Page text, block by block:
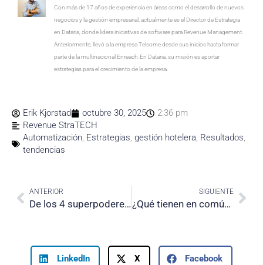
Con más de 17 años de experiencia en áreas como el desarrollo de nuevos
negocios y la gestión empresarial, actualmente es el Director de Estrategia
en Dataria, donde lidera iniciativas de software para Revenue Management.
Anteriormente, llevó a la empresa Telsome desde sus inicios hasta formar
parte de la multinacional Enreach. En Dataria, su misión es aportar
estrategias para el crecimiento de la empresa.
Erik Kjorstad octubre 30, 2025
2:36 pm
Revenue StraTECH
Automatización, Estrategias, gestión hotelera, Resultados,
tendencias
ANTERIOR
De los 4 superpoderes de un RMS Vacacional a reinventar la operativa vacacional
SIGUIENTE
¿Qué tienen en común la estrategia hotelera comercial y el fútbol?
LinkedIn X Facebook